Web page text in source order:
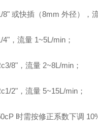
或快插（8mm 外径），
，流量 1~5L/min；
8"，流量 2~8L/min；
2"，流量 5~15L/min；
时需按修正系数下调